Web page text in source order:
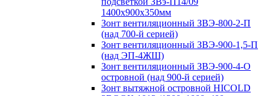
1400х900х350мм
Зонт вентиляционный ЗВЭ-800-2-П
(над 700-й серией)
Зонт вентиляционный ЗВЭ-900-1,5-П
(над ЭП-4ЖШ)
Зонт вентиляционный ЗВЭ-900-4-О
островной (над 900-й серией)
Зонт вытяжной островной HICOLD